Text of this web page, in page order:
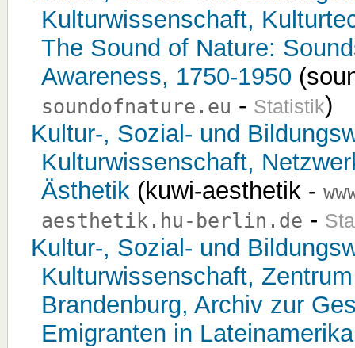
Kulturwissenschaft,
The Sound of Nature:
Awareness, 1750-1950
soundofnature.eu - Statistik)
Kultur-, Sozial- und
Kulturwissenschaft,
Ästhetik (kuwi-aesthetik -
aesthetik.hu-berlin.de -
Kultur-, Sozial- und
Kulturwissenschaft,
Brandenburg, Archiv zur
Emigranten in Lateinamerika